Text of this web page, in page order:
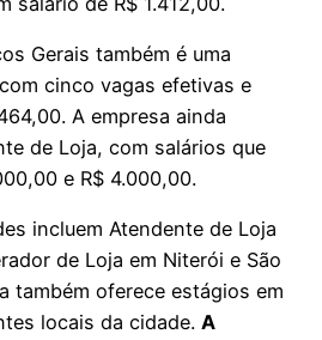
Gerais também é uma
cinco vagas efetivas e
A empresa ainda
de Loja, com salários que
e R$ 4.000,00.
incluem Atendente de Loja
de Loja em Niterói e São
também oferece estágios em
locais da cidade. A